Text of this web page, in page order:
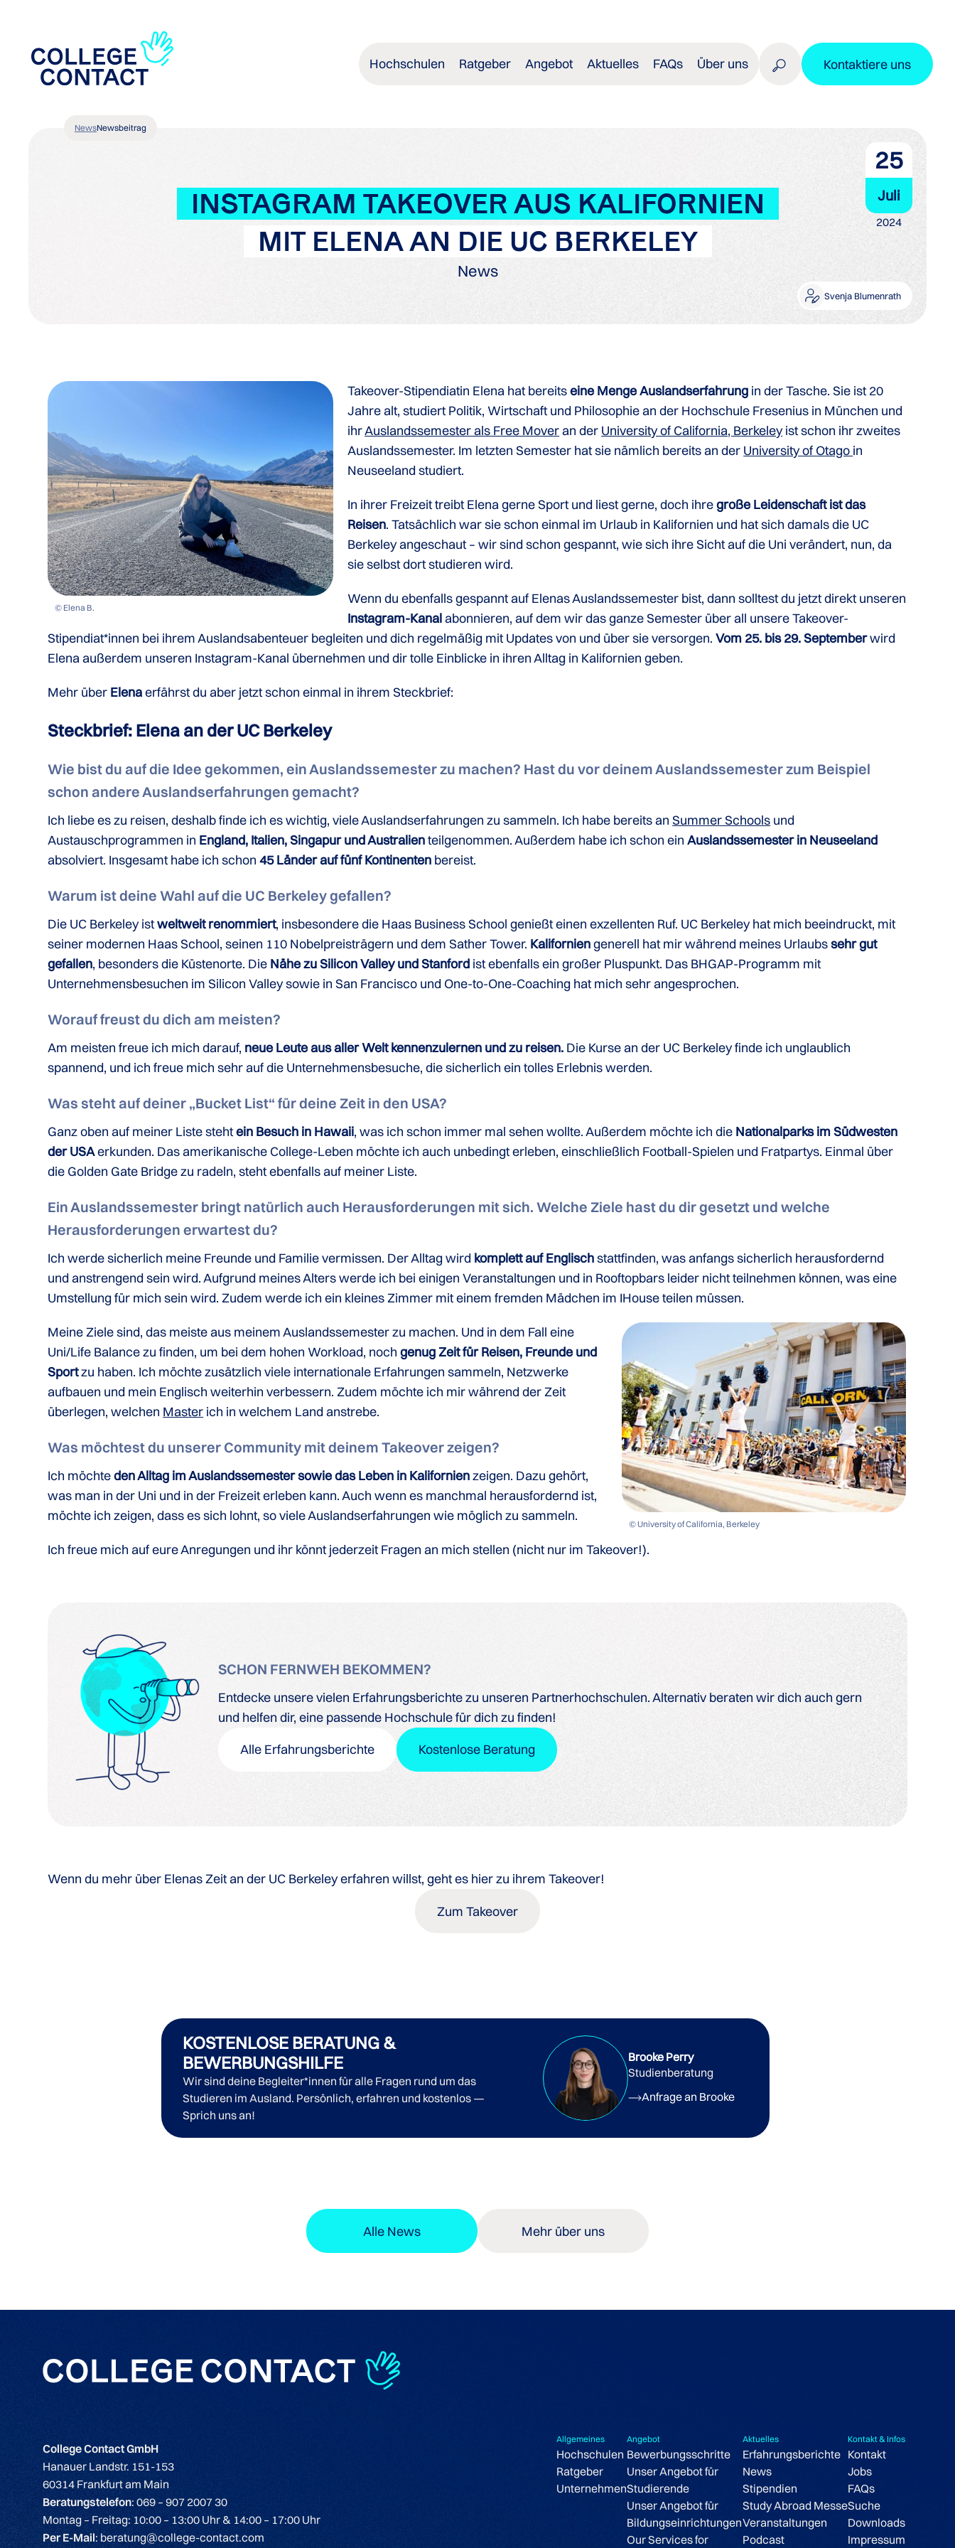
Hochschulen Ratgeber Angebot Aktuelles FAQs Über uns Kontaktiere uns
NewsNewsbeitrag
INSTAGRAM TAKEOVER AUS KALIFORNIEN
MIT ELENA AN DIE UC BERKELEY
News
25
Juli
2024
Svenja Blumenrath
© Elena B.
Takeover-Stipendiatin Elena hat bereitseine Menge Auslandserfahrung in der Tasche. Sie ist 20
Jahre alt, studiert Politik, Wirtschaft und Philosophie an der Hochschule Fresenius in München und
ihrAuslandssemester als Free Moveran der University of California, Berkeleyist schon ihr zweites
Auslandssemester. Im letzten Semester hat sie nämlich bereits an der University of Otago in
Neuseeland studiert.
In ihrer Freizeit treibt Elena gerne Sport und liest gerne, doch ihregroße Leidenschaft ist das
Reisen. Tatsächlich war sie schon einmal im Urlaub in Kalifornien und hat sich damals die UC
Berkeley angeschaut – wir sind schon gespannt, wie sich ihre Sicht auf die Uni verändert, nun, da
sie selbst dort studieren wird.
Wenn du ebenfalls gespannt auf Elenas Auslandssemester bist, dann solltest du jetzt direkt unseren
Instagram-Kanalabonnieren, auf dem wir das ganze Semester über all unsere Takeover-
Stipendiat*innen bei ihrem Auslandsabenteuer begleiten und dich regelmäßig mit Updates von und über sie versorgen.Vom 25. bis 29. Septemberwird
Elena außerdem unseren Instagram-Kanal übernehmen und dir tolle Einblicke in ihren Alltag in Kalifornien geben.
Mehr über Elenaerfährst du aber jetzt schon einmal in ihrem Steckbrief:
Steckbrief: Elena an der UC Berkeley
Wie bist du auf die Idee gekommen, ein Auslandssemester zu machen? Hast du vor deinem Auslandssemester zum Beispiel
schon andere Auslandserfahrungen gemacht?
Ich liebe es zu reisen, deshalb finde ich es wichtig, viele Auslandserfahrungen zu sammeln. Ich habe bereits anSummer Schools und
Austauschprogrammen in England, Italien, Singapur und Australienteilgenommen. Außerdem habe ich schon einAuslandssemester in Neuseeland
absolviert. Insgesamt habe ich schon45 Länder auf fünf Kontinenten bereist.
Warum ist deine Wahl auf die UC Berkeley gefallen?
Die UC Berkeley istweltweit renommiert, insbesondere die Haas Business School genießt einen exzellenten Ruf. UC Berkeley hat mich beeindruckt, mit
seiner modernen Haas School, seinen 110 Nobelpreisträgern und dem Sather Tower. Kaliforniengenerell hat mir während meines Urlaubssehr gut
gefallen, besonders die Küstenorte. Die Nähe zu Silicon Valley und Stanford ist ebenfalls ein großer Pluspunkt. Das BHGAP-Programm mit
Unternehmensbesuchen im Silicon Valley sowie in San Francisco und One-to-One-Coaching hat mich sehr angesprochen.
Worauf freust du dich am meisten?
Am meisten freue ich mich darauf, neue Leute aus aller Welt kennenzulernen und zu reisen. Die Kurse an der UC Berkeley finde ich unglaublich
spannend, und ich freue mich sehr auf die Unternehmensbesuche, die sicherlich ein tolles Erlebnis werden.
Was steht auf deiner „Bucket List“ für deine Zeit in den USA?
Ganz oben auf meiner Liste stehtein Besuch in Hawaii, was ich schon immer mal sehen wollte. Außerdem möchte ich die Nationalparks im Südwesten
der USAerkunden. Das amerikanische College-Leben möchte ich auch unbedingt erleben, einschließlich Football-Spielen und Fratpartys. Einmal über
die Golden Gate Bridge zu radeln, steht ebenfalls auf meiner Liste.
Ein Auslandssemester bringt natürlich auch Herausforderungen mit sich. Welche Ziele hast du dir gesetzt und welche
Herausforderungen erwartest du?
Ich werde sicherlich meine Freunde und Familie vermissen. Der Alltag wird komplett auf Englischstattfinden, was anfangs sicherlich herausfordernd
und anstrengend sein wird. Aufgrund meines Alters werde ich bei einigen Veranstaltungen und in Rooftopbars leider nicht teilnehmen können, was eine
Umstellung für mich sein wird. Zudem werde ich ein kleines Zimmer mit einem fremden Mädchen im IHouse teilen müssen.
© University of California, Berkeley
Meine Ziele sind, das meiste aus meinem Auslandssemester zu machen. Und in dem Fall eine
Uni/Life Balance zu finden, um bei dem hohen Workload, nochgenug Zeit für Reisen, Freunde und
Sportzu haben. Ich möchte zusätzlich viele internationale Erfahrungen sammeln, Netzwerke
aufbauen und mein Englisch weiterhin verbessern. Zudem möchte ich mir während der Zeit
überlegen, welchen Master ich in welchem Land anstrebe.
Was möchtest du unserer Community mit deinem Takeover zeigen?
Ich möchteden Alltag im Auslandssemester sowie das Leben in Kalifornienzeigen. Dazu gehört,
was man in der Uni und in der Freizeit erleben kann. Auch wenn es manchmal herausfordernd ist,
möchte ich zeigen, dass es sich lohnt, so viele Auslandserfahrungen wie möglich zu sammeln.
Ich freue mich auf eure Anregungen und ihr könnt jederzeit Fragen an mich stellen (nicht nur im Takeover!).
SCHON FERNWEH BEKOMMEN?
Entdecke unsere vielen Erfahrungsberichte zu unseren Partnerhochschulen. Alternativ beraten wir dich auch gern
und helfen dir, eine passende Hochschule für dich zu finden!
Alle Erfahrungsberichte
Kostenlose Beratung
Wenn du mehr über Elenas Zeit an der UC Berkeley erfahren willst, geht es hier zu ihrem Takeover!
Zum Takeover
KOSTENLOSE BERATUNG &
BEWERBUNGSHILFE
Wir sind deine Begleiter*innen für alle Fragen rund um das
Studieren im Ausland. Persönlich, erfahren und kostenlos —
Sprich uns an!
Brooke Perry
Studienberatung
Anfrage an Brooke
Alle News Mehr über uns
College Contact GmbH
Hanauer Landstr. 151-153
60314 Frankfurt am Main
Beratungstelefon: 069 – 907 2007 30
Montag – Freitag: 10:00 – 13:00 Uhr & 14:00 – 17:00 Uhr
Per E-Mail: beratung@college-contact.com
Allgemeines
Hochschulen
Ratgeber
Unternehmen
Angebot
Bewerbungsschritte
Unser Angebot für
Studierende
Unser Angebot für
Bildungseinrichtungen
Our Services for
Aktuelles
Erfahrungsberichte
News
Stipendien
Study Abroad Messe
Veranstaltungen
Podcast
Kontakt & Infos
Kontakt
Jobs
FAQs
Suche
Downloads
Impressum